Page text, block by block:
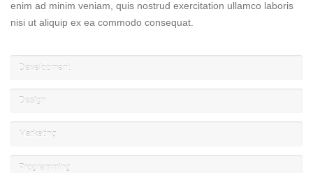
enim ad minim veniam, quis nostrud exercitation ullamco laboris
nisi ut aliquip ex ea commodo consequat.
Development
Design
Marketing
Programming